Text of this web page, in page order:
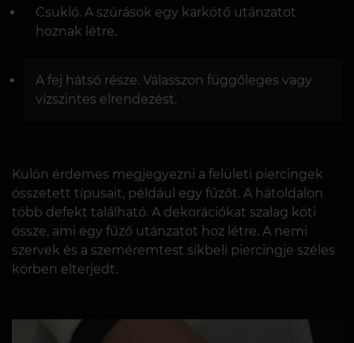
Csukló. A szúrások egy karkötő utánzatot
hoznak létre.
A fej hátsó része. Válasszon függőleges vagy
vízszintes elrendezést.
Külön érdemes megjegyezni a felületi piercingek
összetett típusait, például egy fűzőt. A hátoldalon
több defekt található. A dekorációkat szalag köti
össze, ami egy fűző utánzatot hoz létre. A nemi
szervek és a szeméremtest síkbeli piercingje széles
körben elterjedt.